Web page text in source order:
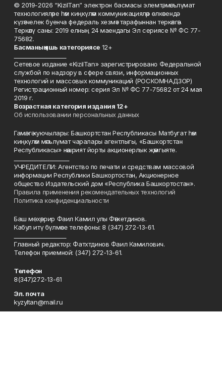
© 2019-2026 “KizilTan” электрон басмасы элемтә, мәгълүмат
технологияләре һәм киңкүләм коммуникацияләр өлкәсендә
күзәтчелек буенча федераль хезмәт тарафыннан теркәлгән.
Теркәлү саны: 2019 елның 24 маендагы Эл сериясе № ФС 77-
75682.
Басманың яшь категориясе12+
Сетевое издание «KizilTan» зарегистрировано Федеральной
службой по надзору в сфере связи, информационных
технологий и массовых коммуникаций (РОСКОМНАДЗОР)
Регистрационный номер: серия Эл № ФС 77-75682 от 24 мая
2019 г.
Возрастная категория издания 12+
Об использовании персональных данных
Гамәлгә куючылары: Башкортстан Республикасы Матбугат һәм
киңкүләм мәгълүмат чаралары агентлыгы, «Башкортстан
Республикасы» нәшрият йорты акционерлык җәмгыяте.
УЧРЕДИТЕЛИ: Агентство по печати и средствам массовой
информации Республики Башкортостан, Акционерное
общество Издательский дом «Республика Башкортостан».
Правила применения рекомендательных технологий
Политика конфиденциальности
Баш мөхәррир Фаил Камил улы Фәтхетдинов.
Кабул итү бүлмәсе телефоны: 8 (347) 272-13-61.
Главный редактор: Фатхтдинов Фаил Камилович.
Телефон приемной: (347) 272-13-61.
Телефон
8(347)272-13-61
Эл. почта
kyzyltan@mail.ru